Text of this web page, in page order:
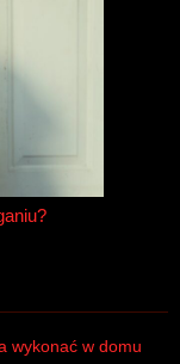
wykonać w domu